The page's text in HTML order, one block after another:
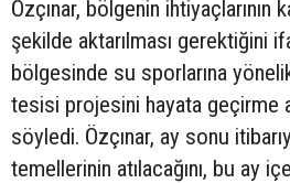
Özçınar, bölgenin ihtiyaçlarının
şekilde aktarılması gerektiğini
bölgesinde su sporlarına
tesisi projesini hayata geçirme
söyledi. Özçınar, ay sonu
temellerinin atılacağını, bu ay